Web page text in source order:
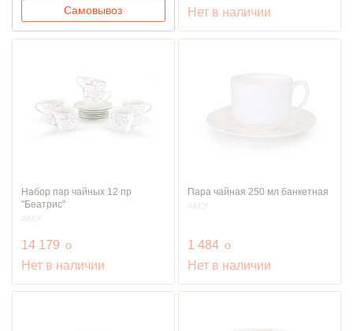
Самовывоз
Нет в наличии
Набор пар чайных 12 пр
"Беатрис"
АККУ
14 179 руб.
o
Нет в наличии
Пара чайная 250 мл банкетная
АККУ
1 484 руб.
o
Нет в наличии